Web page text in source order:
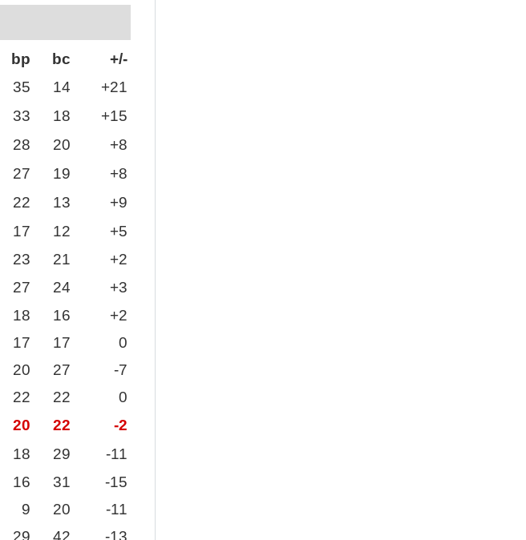
bp bc
+/-
35 14
+21
33 18
+15
28 20
+8
27 19
+8
22 13
+9
17 12
+5
23 21
+2
27 24
+3
18 16
+2
17 17
0
20 27
-7
22 22
0
20 22
-2
18 29
-11
16 31
-15
9 20
-11
29 42 -13